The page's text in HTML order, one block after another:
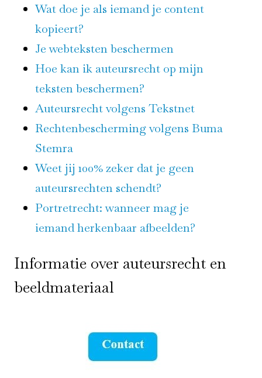
Wat doe je als iemand je content
kopieert?
Je webteksten beschermen
Hoe kan ik auteursrecht op mijn
teksten beschermen?
Auteursrecht volgens Tekstnet
Rechtenbescherming volgens Buma
Stemra
Weet jij 100% zeker dat je geen
auteursrechten schendt?
Portretrecht: wanneer mag je
iemand herkenbaar afbeelden?
Informatie over auteursrecht en
beeldmateriaal